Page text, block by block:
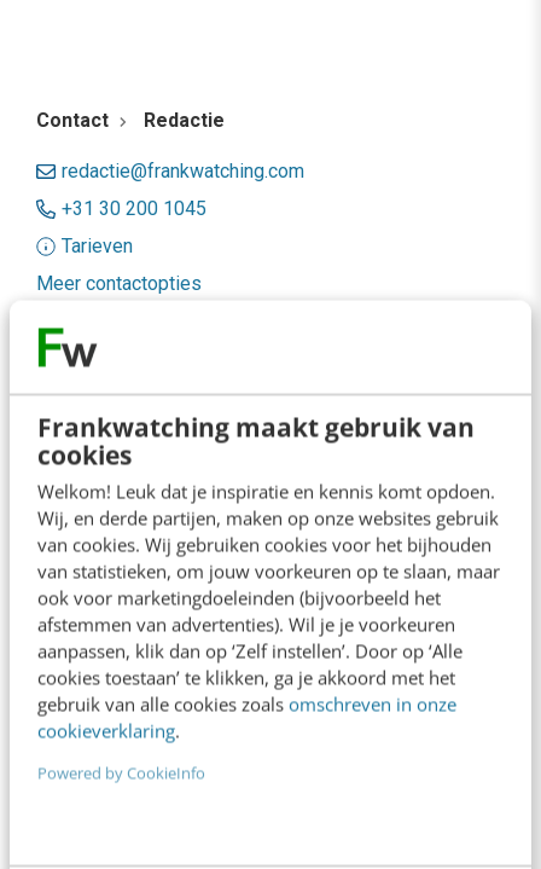
Frankwatching maakt gebruik van
cookies
Welkom! Leuk dat je inspiratie en kennis komt opdoen.
Wij, en derde partijen, maken op onze websites gebruik
van cookies. Wij gebruiken cookies voor het bijhouden
van statistieken, om jouw voorkeuren op te slaan, maar
ook voor marketingdoeleinden (bijvoorbeeld het
afstemmen van advertenties). Wil je je voorkeuren
aanpassen, klik dan op ‘Zelf instellen’. Door op ‘Alle
cookies toestaan’ te klikken, ga je akkoord met het
gebruik van alle cookies zoals omschreven in onze
cookieverklaring.
Powered by CookieInfo
Contact Redactie
redactie@frankwatching.com
+31 30 200 1045
Tarieven
Meer contactopties
Frankwatching
Adverteren
Contact
Nieuwsbrieven
Over ons
Ons team
Werken bij
Whitepapers